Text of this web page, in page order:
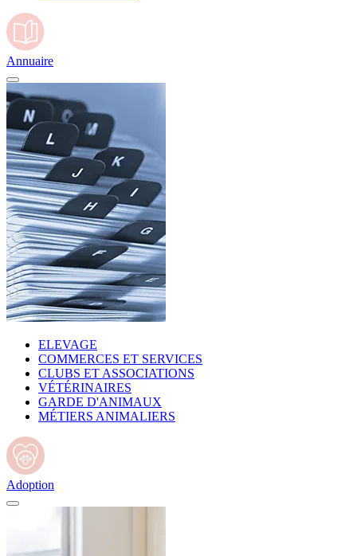
Annuaire
ELEVAGE
COMMERCES ET SERVICES
CLUBS ET ASSOCIATIONS
VÉTÉRINAIRES
GARDE D'ANIMAUX
MÉTIERS ANIMALIERS
Adoption